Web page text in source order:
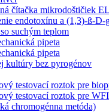
čítačka mikrodoštičiek
endotoxínu a (1,3)-ß-D-
suchým teplom
pipeta
pipeta
kultúry bez pyrogénov
testovací roztok pre
testovací roztok pre
chromogénna metóda)